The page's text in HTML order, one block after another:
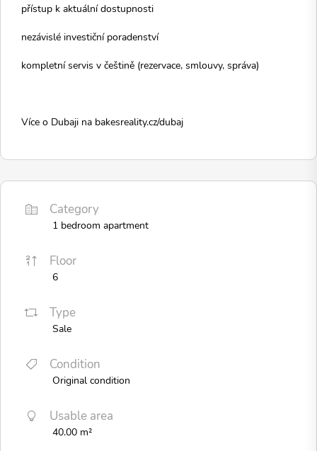
přístup k aktuální dostupnosti
nezávislé investiční poradenství
kompletní servis v češtině (rezervace, smlouvy, správa)
Více o Dubaji na bakesreality.cz/dubaj
Category
1 bedroom apartment
Floor
6
Type
Sale
Condition
Original condition
Usable area
40.00 m²